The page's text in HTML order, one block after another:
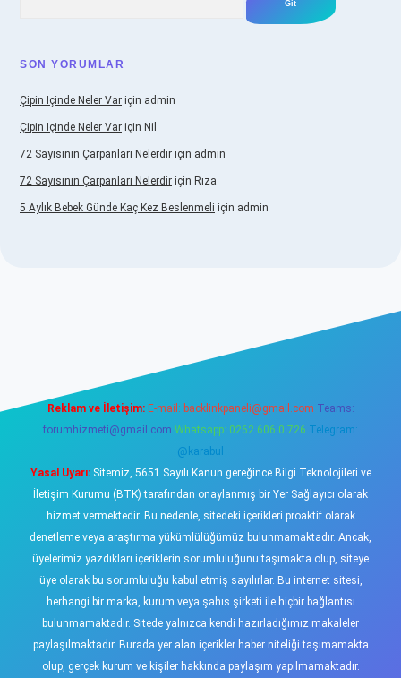
SON YORUMLAR
Çipin Içinde Neler Var için admin
Çipin Içinde Neler Var için Nil
72 Sayısının Çarpanları Nelerdir için admin
72 Sayısının Çarpanları Nelerdir için Rıza
5 Aylık Bebek Günde Kaç Kez Beslenmeli için admin
Reklam ve İletişim: E-mail: backlinkpaneli@gmail.com Teams:
forumhizmeti@gmail.com Whatsapp: 0262 606 0 726 Telegram:
@karabul
Yasal Uyarı:Sitemiz, 5651 Sayılı Kanun gereğince Bilgi Teknolojileri ve
İletişim Kurumu (BTK) tarafından onaylanmış bir Yer Sağlayıcı olarak
hizmet vermektedir. Bu nedenle, sitedeki içerikleri proaktif olarak
denetleme veya araştırma yükümlülüğümüz bulunmamaktadır. Ancak,
üyelerimiz yazdıkları içeriklerin sorumluluğunu taşımakta olup, siteye
üye olarak bu sorumluluğu kabul etmiş sayılırlar. Bu internet sitesi,
herhangi bir marka, kurum veya şahıs şirketi ile hiçbir bağlantısı
bulunmamaktadır. Sitede yalnızca kendi hazırladığımız makaleler
paylaşılmaktadır. Burada yer alan içerikler haber niteliği taşımamakta
olup, gerçek kurum ve kişiler hakkında paylaşım yapılmamaktadır.